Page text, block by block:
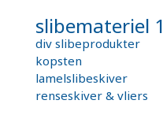
slibemateriel 1
div slibeprodukter
kopsten
lamelslibeskiver
renseskiver & vliers